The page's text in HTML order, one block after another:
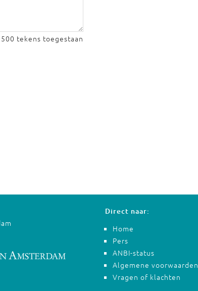
tekens toegestaan
Direct naar:
Home
Pers
ANBI-status
Algemene voorwaarden
Vragen of klachten